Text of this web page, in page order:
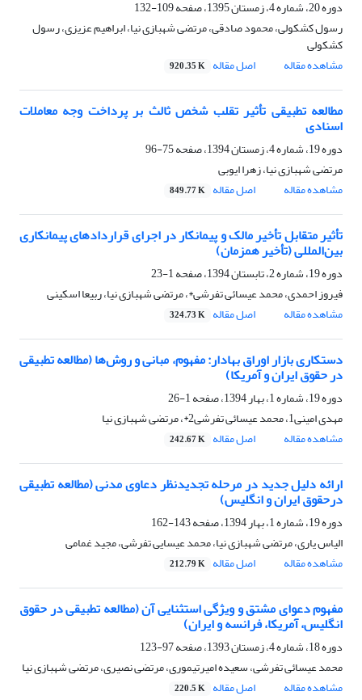
دوره 20، شماره 4، زمستان 1395، صفحه
109-132
رسول کشکولی، محمود صادقی، مرتضی شهبازی نیا، ابراهیم عزیزی، رسول
کشکولی
مشاهده مقاله
اصل مقاله 920.35 K
مطالعه تطبیقی تأثیر تقلب شخص ثالث بر پرداخت وجه معاملات
اسنادی
دوره 19، شماره 4، زمستان 1394، صفحه
75-96
مرتضی شهبازی نیا، زهرا ایوبی
مشاهده مقاله
اصل مقاله 849.77 K
تأثیر متقابل تأخیر مالک و پیمانکار در اجرای قراردادهای پیمانکاری
بین‌المللی (تأخیر همزمان)
دوره 19، شماره 2، تابستان 1394، صفحه
1-23
فیروز احمدی، محمد عیسائی تفرشی*، مرتضی شهبازی نیا، ربیعا اسکینی
مشاهده مقاله
اصل مقاله 324.73 K
دستکاری بازار اوراق بهادار: مفهوم، مبانی و روش‌ها (مطالعه تطبیقی
در حقوق ایران و آمریکا)
دوره 19، شماره 1، بهار 1394، صفحه
1-26
مهدی امینی1، محمد عیسائی تفرشی2*، مرتضی شهبازی نیا
مشاهده مقاله
اصل مقاله 242.67 K
ارائه دلیل جدید در مرحله تجدیدنظر دعاوی مدنی (مطالعه تطبیقی
درحقوق ایران و انگلیس)
دوره 19، شماره 1، بهار 1394، صفحه
143-162
الیاس یاری، مرتضی شهبازی نیا، محمد عیسایی تفرشی، مجید غمامی
مشاهده مقاله
اصل مقاله 212.79 K
مفهوم دعوای مشتق و ویژگی استثنایی آن (مطالعه تطبیقی در حقوق
انگلیس، آمریکا، فرانسه و ایران)
دوره 18، شماره 4، زمستان 1393، صفحه
97-123
محمد عیسائی تفرشی، سعیده امیرتیموری، مرتضی نصیری، مرتضی شهبازی نیا
مشاهده مقاله
اصل مقاله 220.5 K